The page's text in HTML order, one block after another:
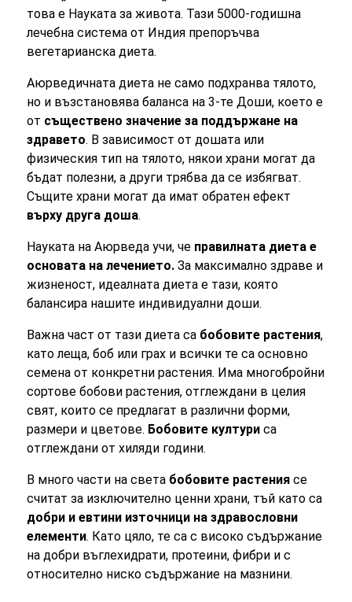
това е Науката за живота. Тази 5000-годишна
лечебна система от Индия препоръчва
вегетарианска диета.
Аюрведичната диета не само подхранва тялото,
но и възстановява баланса на 3-те Доши, което е
от съществено значение за поддържане на
здравето. В зависимост от дошата или
физическия тип на тялото, някои храни могат да
бъдат полезни, а други трябва да се избягват.
Същите храни могат да имат обратен ефект
върху друга доша.
Науката на Аюрведа учи, че правилната диета е
основата на лечението. За максимално здраве и
жизненост, идеалната диета е тази, която
балансира нашите индивидуални доши.
Важна част от тази диета са бобовите растения,
като леща, боб или грах и всички те са основно
семена от конкретни растения. Има многобройни
сортове бобови растения, отглеждани в целия
свят, които се предлагат в различни форми,
размери и цветове. Бобовите култури са
отглеждани от хиляди години.
В много части на света бобовите растения се
считат за изключително ценни храни, тъй като са
добри и евтини източници на здравословни
елементи. Като цяло, те са с високо съдържание
на добри въглехидрати, протеини, фибри и с
относително ниско съдържание на мазнини.